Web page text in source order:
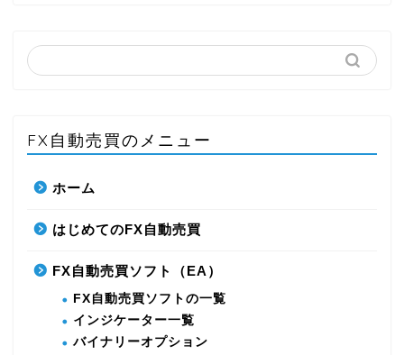
FX自動売買のメニュー
ホーム
はじめてのFX自動売買
FX自動売買ソフト（EA）
FX自動売買ソフトの一覧
インジケーター一覧
バイナリーオプション